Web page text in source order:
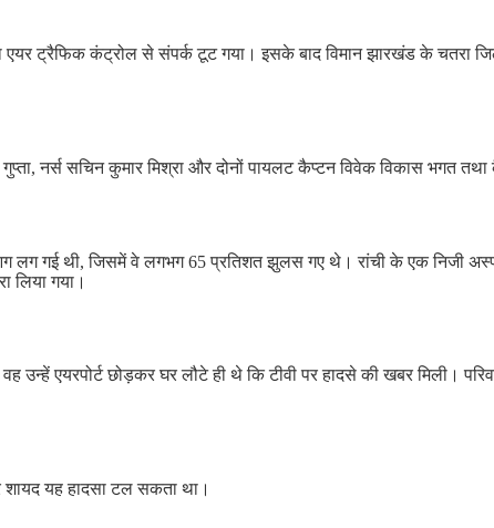
ट्रैफिक कंट्रोल से संपर्क टूट गया। इसके बाद विमान झारखंड के चतरा
नर्स सचिन कुमार मिश्रा और दोनों पायलट कैप्टन विवेक विकास भगत तथा
गई थी, जिसमें वे लगभग 65 प्रतिशत झुलस गए थे। रांची के एक निजी
लिया गया।
एयरपोर्ट छोड़कर घर लौटे ही थे कि टीवी पर हादसे की खबर मिली।
शायद यह हादसा टल सकता था।